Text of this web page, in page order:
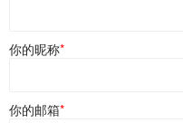
你的昵称*
你的邮箱*